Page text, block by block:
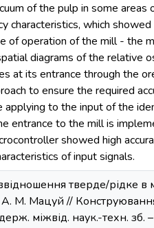
of the pulp in some
characteristics, which
of operation of the mill - the
diagrams of the relative
at its entrance through the
to ensure the required
to the input of the
entrance to the mill is
showed high
of input signals.
тверде/
М. Мацуй //
міжвід. наук.-техн.